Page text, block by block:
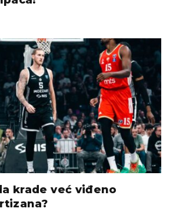
krade već viđeno